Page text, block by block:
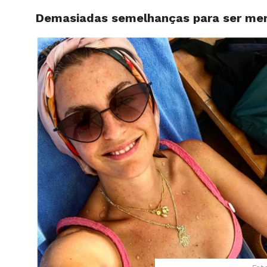
HOME
Demasiadas semelhanças para ser